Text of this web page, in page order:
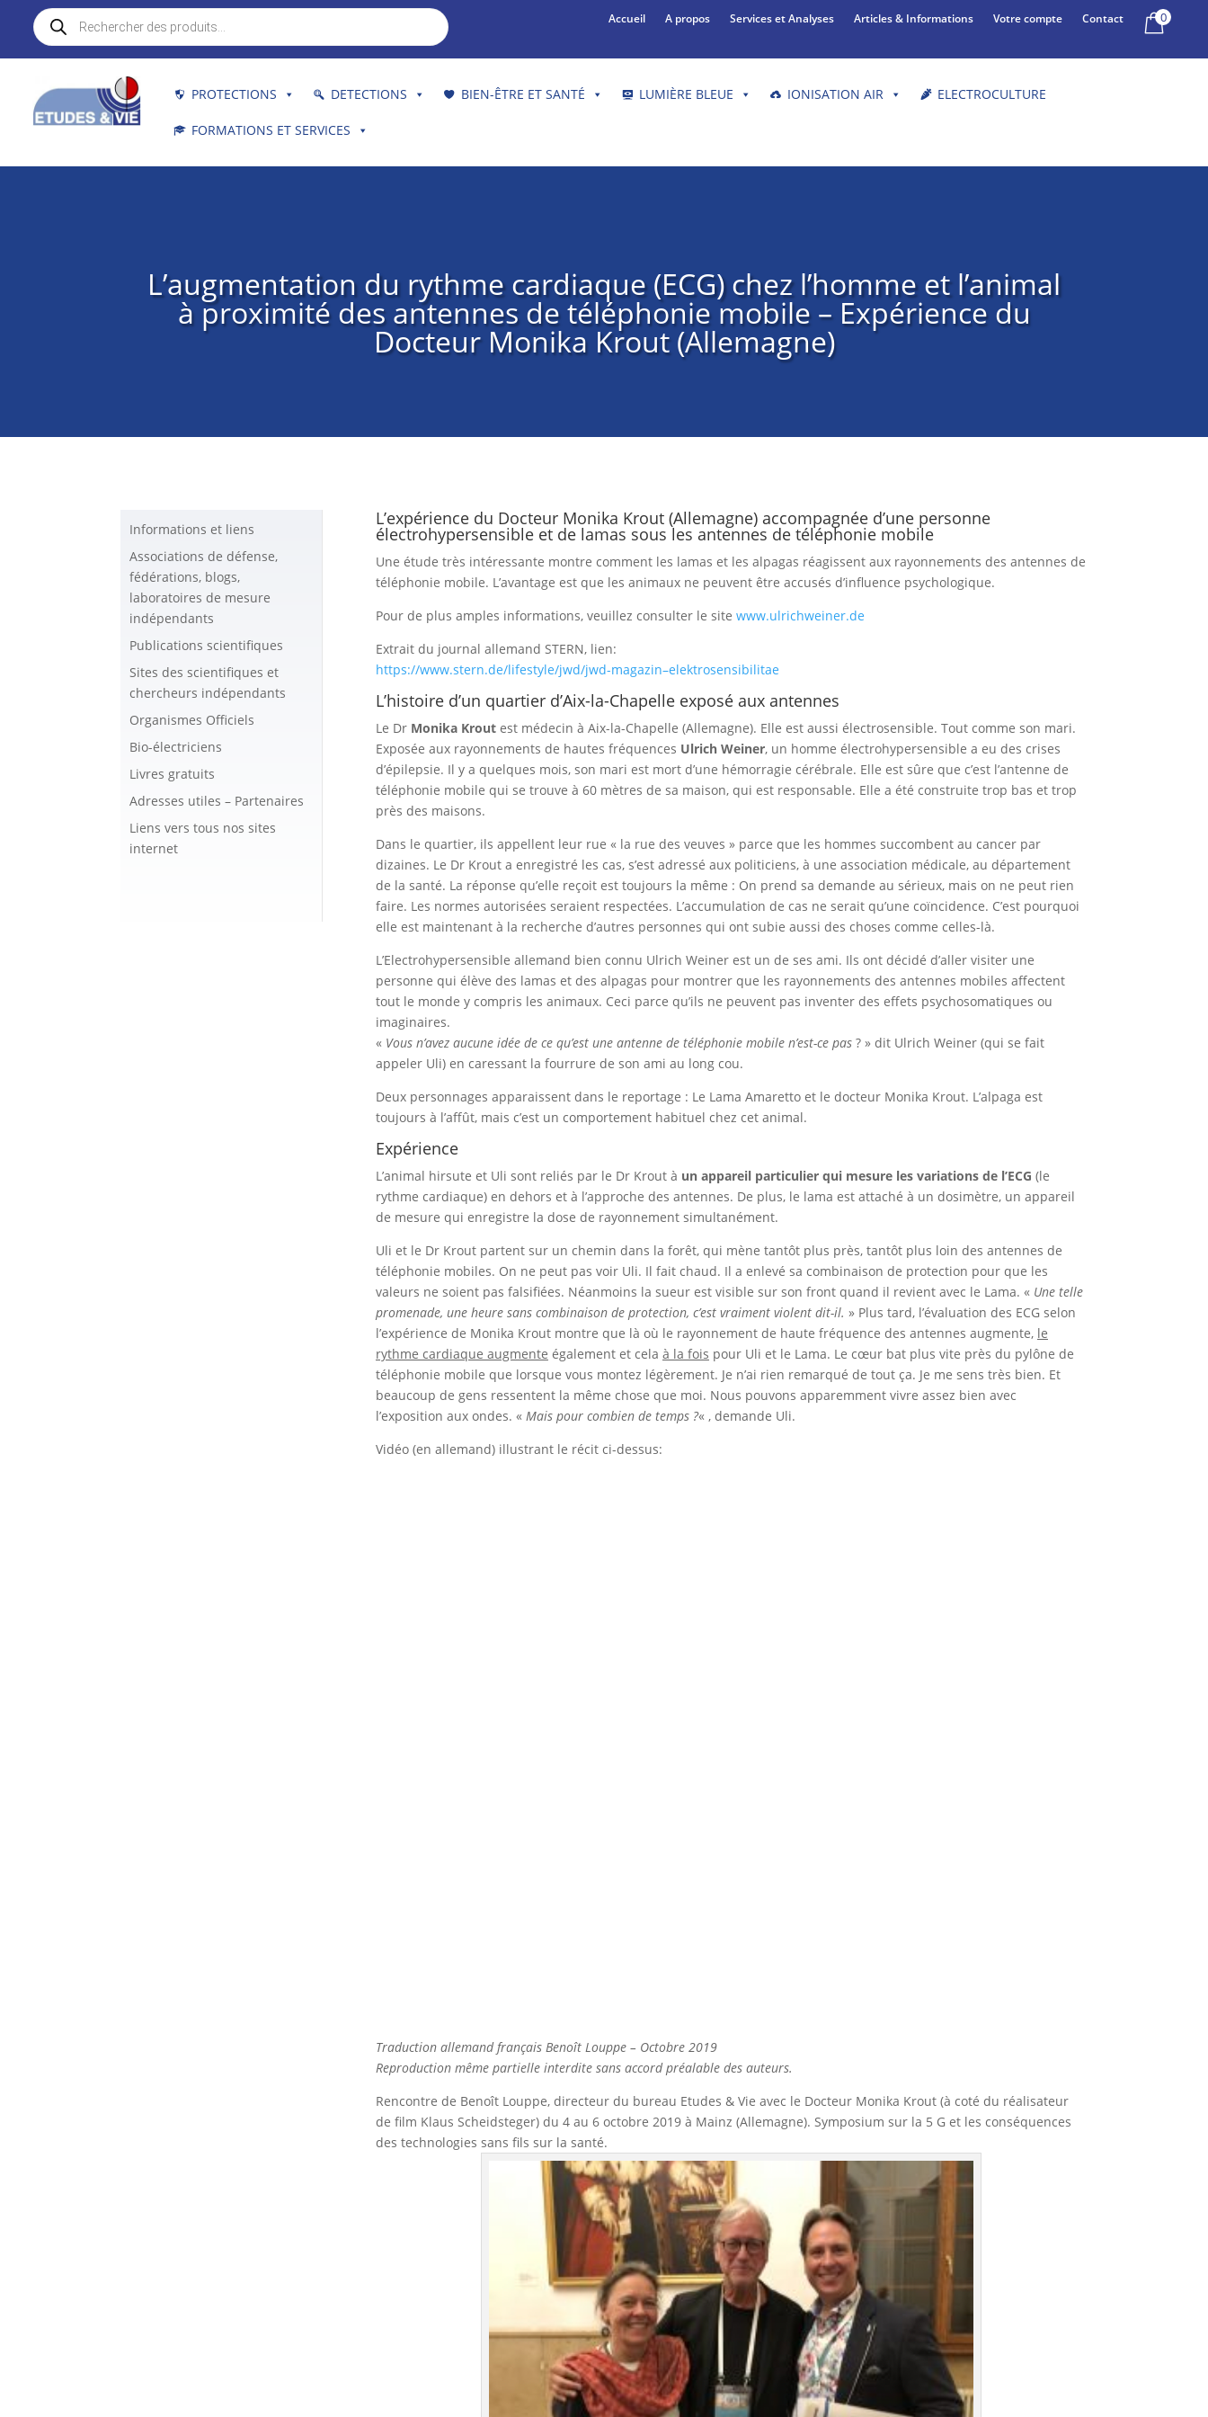
Recherche
de
produits
Accueil A propos Services et Analyses Articles & Informations Votre compte Contact 0
PROTECTIONS DETECTIONS BIEN-ÊTRE ET SANTÉ LUMIÈRE BLEUE IONISATION AIR ELECTROCULTURE
FORMATIONS ET SERVICES
L’augmentation du rythme cardiaque (ECG) chez l’homme et l’animal
à proximité des antennes de téléphonie mobile – Expérience du
Docteur Monika Krout (Allemagne)
Informations et liens
Associations de défense,
fédérations, blogs,
laboratoires de mesure
indépendants
Publications scientifiques
Sites des scientifiques et
chercheurs indépendants
Organismes Officiels
Bio-électriciens
Livres gratuits
Adresses utiles – Partenaires
Liens vers tous nos sites
internet
L’expérience du Docteur Monika Krout (Allemagne) accompagnée d’une personne
électrohypersensible et de lamas sous les antennes de téléphonie mobile
Une étude très intéressante montre comment les lamas et les alpagas réagissent aux rayonnements des antennes de
téléphonie mobile. L’avantage est que les animaux ne peuvent être accusés d’influence psychologique.
Pour de plus amples informations, veuillez consulter le site www.ulrichweiner.de
Extrait du journal allemand STERN, lien:
https://www.stern.de/lifestyle/jwd/jwd-magazin–elektrosensibilitae
L’histoire d’un quartier d’Aix-la-Chapelle exposé aux antennes
Le Dr Monika Kroutest médecin à Aix-la-Chapelle (Allemagne). Elle est aussi électrosensible. Tout comme son mari.
Exposée aux rayonnements de hautes fréquences Ulrich Weiner, un homme électrohypersensible a eu des crises
d’épilepsie. Il y a quelques mois, son mari est mort d’une hémorragie cérébrale. Elle est sûre que c’est l’antenne de
téléphonie mobile qui se trouve à 60 mètres de sa maison, qui est responsable. Elle a été construite trop bas et trop
près des maisons.
Dans le quartier, ils appellent leur rue « la rue des veuves » parce que les hommes succombent au cancer par
dizaines. Le Dr Krout a enregistré les cas, s’est adressé aux politiciens, à une association médicale, au département
de la santé. La réponse qu’elle reçoit est toujours la même : On prend sa demande au sérieux, mais on ne peut rien
faire. Les normes autorisées seraient respectées. L’accumulation de cas ne serait qu’une coïncidence. C’est pourquoi
elle est maintenant à la recherche d’autres personnes qui ont subie aussi des choses comme celles-là.
L’Electrohypersensible allemand bien connu Ulrich Weiner est un de ses ami. Ils ont décidé d’aller visiter une
personne qui élève des lamas et des alpagas pour montrer que les rayonnements des antennes mobiles affectent
tout le monde y compris les animaux. Ceci parce qu’ils ne peuvent pas inventer des effets psychosomatiques ou
imaginaires.
« Vous n’avez aucune idée de ce qu’est une antenne de téléphonie mobile n’est-ce pas ? » dit Ulrich Weiner (qui se fait
appeler Uli) en caressant la fourrure de son ami au long cou.
Deux personnages apparaissent dans le reportage : Le Lama Amaretto et le docteur Monika Krout. L’alpaga est
toujours à l’affût, mais c’est un comportement habituel chez cet animal.
Expérience
L’animal hirsute et Uli sont reliés par le Dr Krout à un appareil particulier qui mesure les variations de l’ECG (le
rythme cardiaque) en dehors et à l’approche des antennes. De plus, le lama est attaché à un dosimètre, un appareil
de mesure qui enregistre la dose de rayonnement simultanément.
Uli et le Dr Krout partent sur un chemin dans la forêt, qui mène tantôt plus près, tantôt plus loin des antennes de
téléphonie mobiles. On ne peut pas voir Uli. Il fait chaud. Il a enlevé sa combinaison de protection pour que les
valeurs ne soient pas falsifiées. Néanmoins la sueur est visible sur son front quand il revient avec le Lama. « Une telle
promenade, une heure sans combinaison de protection, c’est vraiment violent dit-il. » Plus tard, l’évaluation des ECG selon
l’expérience de Monika Krout montre que là où le rayonnement de haute fréquence des antennes augmente, le
rythme cardiaque augmente également et cela à la fois pour Uli et le Lama. Le cœur bat plus vite près du pylône de
téléphonie mobile que lorsque vous montez légèrement. Je n’ai rien remarqué de tout ça. Je me sens très bien. Et
beaucoup de gens ressentent la même chose que moi. Nous pouvons apparemment vivre assez bien avec
l’exposition aux ondes. « Mais pour combien de temps ?« , demande Uli.
Vidéo (en allemand) illustrant le récit ci-dessus:
Traduction allemand français Benoît Louppe – Octobre 2019
Reproduction même partielle interdite sans accord préalable des auteurs.
Rencontre de Benoît Louppe, directeur du bureau Etudes & Vie avec le Docteur Monika Krout (à coté du réalisateur
de film Klaus Scheidsteger) du 4 au 6 octobre 2019 à Mainz (Allemagne). Symposium sur la 5 G et les conséquences
des technologies sans fils sur la santé.